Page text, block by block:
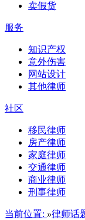
卖假货
服务
知识产权
意外伤害
网站设计
其他律师
社区
移民律师
房产律师
家庭律师
交通律师
商业律师
刑事律师
当前位置: »律师话